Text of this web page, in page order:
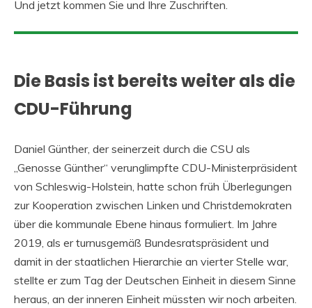
Und jetzt kommen Sie und Ihre Zuschriften.
Die Basis ist bereits weiter als die
CDU-Führung
Daniel Günther, der seinerzeit durch die CSU als
„Genosse Günther“ verunglimpfte CDU-Ministerpräsident
von Schleswig-Holstein, hatte schon früh Überlegungen
zur Kooperation zwischen Linken und Christdemokraten
über die kommunale Ebene hinaus formuliert. Im Jahre
2019, als er turnusgemäß Bundesratspräsident und
damit in der staatlichen Hierarchie an vierter Stelle war,
stellte er zum Tag der Deutschen Einheit in diesem Sinne
heraus, an der inneren Einheit müssten wir noch arbeiten.